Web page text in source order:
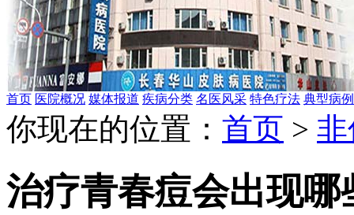
首页 医院概况 媒体报道 疾病分类 名医风采 特色疗法 典型病例
你现在的位置： 首页 >
治疗青春痘会出现哪